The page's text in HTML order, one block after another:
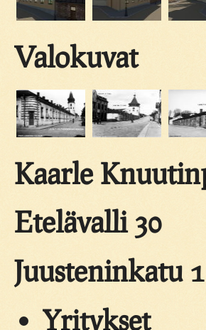
Valokuvat
Kaarle
Etelävalli 30
Juusteninkatu 1
Yritykset